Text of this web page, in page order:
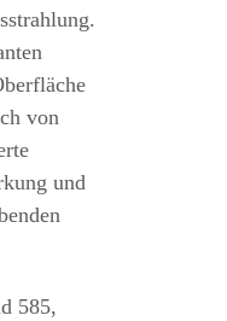
von
und
585,